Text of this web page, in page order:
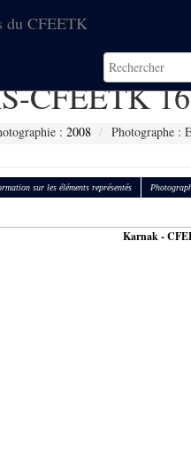
du CFEETK
CFEETK
: 2008 Photographe :
sur les éléments représentés